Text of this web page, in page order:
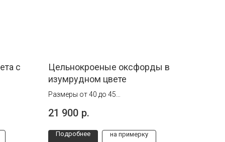
с
Цельнокроеные оксфорды в
изумрудном цвете
Размеры от 40 до 45
21 900 р.
Подробнее на примерку